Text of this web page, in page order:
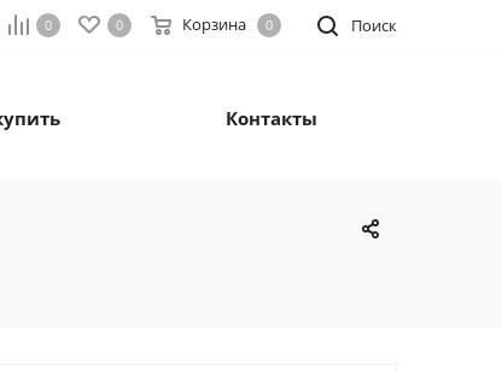
Поиск
0 0 Корзина 0
Контакты